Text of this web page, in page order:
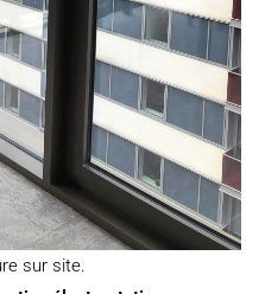
sur site.